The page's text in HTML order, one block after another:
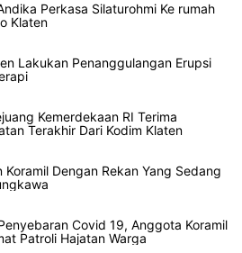
Perkasa Silaturohmi Ke rumah
Klaten
Lakukan Penanggulangan Erupsi
Kemerdekaan RI Terima
Terakhir Dari Kodim Klaten
Koramil Dengan Rekan Yang Sedang
Covid 19, Anggota Koramil
Patroli Hajatan Warga